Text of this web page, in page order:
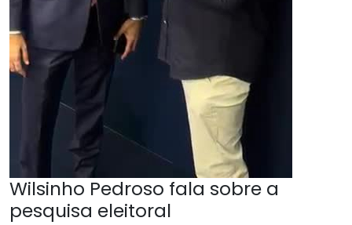
Wilsinho Pedroso fala sobre a
pesquisa eleitoral